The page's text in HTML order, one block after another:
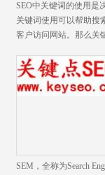
SEO中关键词的使用是
关键词使用可以帮助搜
客户访问网站。那么关
SEM，全称为Search